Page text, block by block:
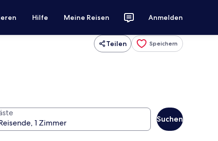
Hilfe Meine Reisen Anmelden
Teilen Speichern
Suchen